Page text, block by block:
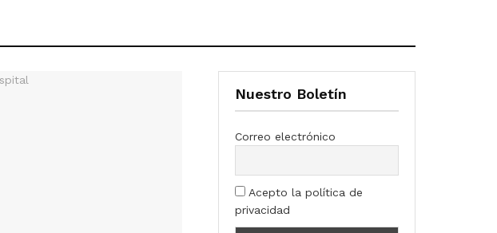
Nuestro Boletín
Correo electrónico
Acepto la política de
privacidad